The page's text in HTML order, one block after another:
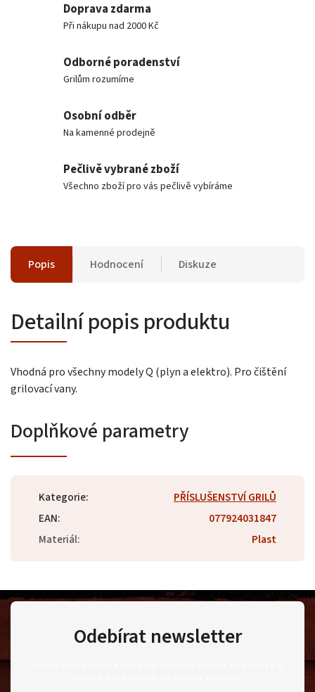
Doprava zdarma
Při nákupu nad 2000 Kč
Odborné poradenství
Grilům rozumíme
Osobní odběr
Na kamenné prodejně
Pečlivě vybrané zboží
Všechno zboží pro vás pečlivě vybíráme
Popis Hodnocení Diskuze
Detailní popis produktu
Vhodná pro všechny modely Q (plyn a elektro). Pro čištění
grilovací vany.
Doplňkové parametry
Kategorie:
PŘÍSLUŠENSTVÍ GRILŮ
EAN:
077924031847
Materiál: Plast
Odebírat newsletter